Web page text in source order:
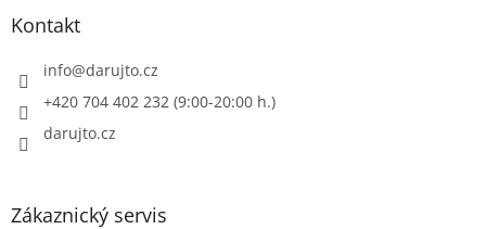
Kontakt
info@darujto.cz
+420 704 402 232 (9:00-20:00 h.)
darujto.cz
Zákaznický servis